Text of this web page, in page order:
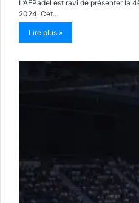
L’AFPadel est ravi de présenter la
2024. Cet…
Lire plus »